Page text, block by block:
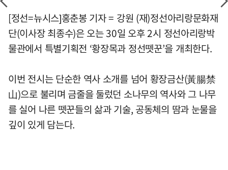
[정선=뉴시스]홍춘봉 기자 = 강원 (재)정선아리랑문화재
단(이사장 최종수)은 오는 30일 오후 2시 정선아리랑박
물관에서 특별기획전 ‘황장목과 정선뗏꾼’을 개최한다.
이번 전시는 단순한 역사 소개를 넘어 황장금산(黃腸禁
山)으로 불리며 금줄을 둘렀던 소나무의 역사와 그 나무
를 실어 나른 뗏꾼들의 삶과 기술, 공동체의 땀과 눈물을
깊이 있게 담는다.